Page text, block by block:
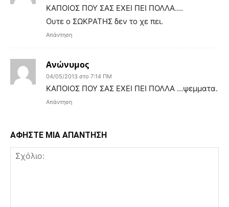
ΚΑΠΟΙΟΣ ΠΟΥ ΣΑΣ ΕΧΕΙ ΠΕΙ ΠΟΛΛΑ….
Ουτε ο ΣΩΚΡΑΤΗΣ δεν το χε πει.
Απάντηση
Ανώνυμος
04/05/2013 στο 7:14 ΠΜ
ΚΑΠΟΙΟΣ ΠΟΥ ΣΑΣ ΕΧΕΙ ΠΕΙ ΠΟΛΛΑ …ψεμματα.
Απάντηση
ΑΦΗΣΤΕ ΜΙΑ ΑΠΑΝΤΗΣΗ